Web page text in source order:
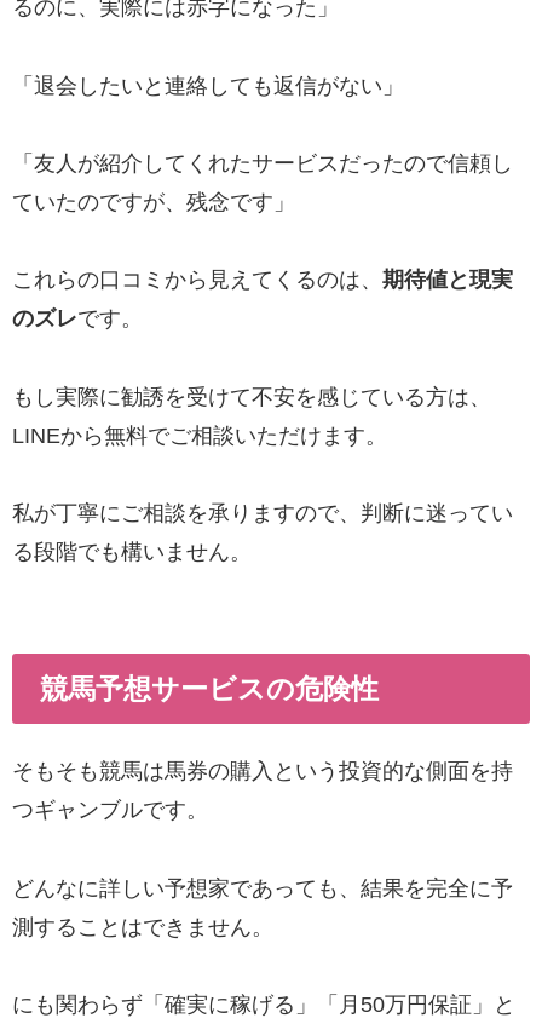
るのに、実際には赤字になった」
「退会したいと連絡しても返信がない」
「友人が紹介してくれたサービスだったので信頼し
ていたのですが、残念です」
これらの口コミから見えてくるのは、 期待値と現実
のズレです。
もし実際に勧誘を受けて不安を感じている方は、
LINEから無料でご相談いただけます。
私が丁寧にご相談を承りますので、判断に迷ってい
る段階でも構いません。
競馬予想サービスの危険性
そもそも競馬は馬券の購入という投資的な側面を持
つギャンブルです。
どんなに詳しい予想家であっても、結果を完全に予
測することはできません。
にも関わらず「確実に稼げる」「月50万円保証」と